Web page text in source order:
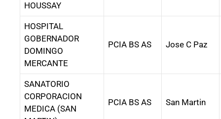
HOUSSAY
HOSPITAL
GOBERNADOR
DOMINGO
MERCANTE
PCIA BS AS Jose C Paz
SANATORIO
CORPORACION
MEDICA (SAN
PCIA BS AS San Martin